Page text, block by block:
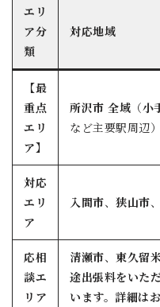
エリ
ア分
類
対応地域
【最
重点
エリ
ア】
所沢市 全域 （小
など主要駅周辺）
対応
エリ
ア
入間市、 狭山市、
応相
談エ
リア
清瀬市、 東久留
途出張料をいた
います。詳細は